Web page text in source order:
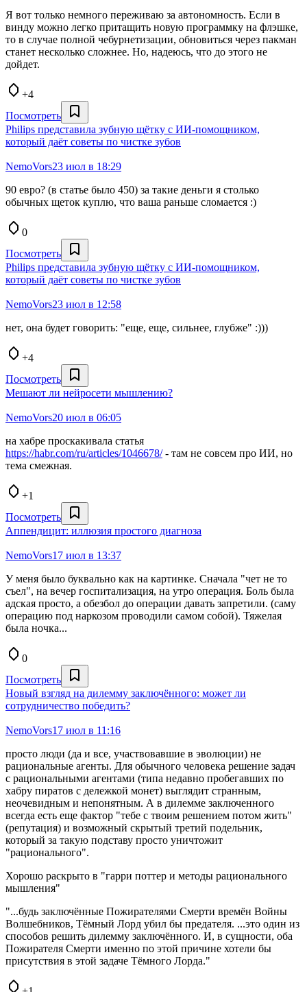
Я вот только немного переживаю за автономность. Если в
винду можно легко притащить новую программку на флэшке,
то в случае полной чебурнетизации, обновиться через пакман
станет несколько сложнее. Но, надеюсь, что до этого не
дойдет.
+4
Посмотреть
Philips представила зубную щётку с ИИ‑помощником,
который даёт советы по чистке зубов
NemoVors23 июл в 18:29
90 евро? (в статье было 450) за такие деньги я столько
обычных щеток куплю, что ваша раньше сломается :)
0
Посмотреть
Philips представила зубную щётку с ИИ‑помощником,
который даёт советы по чистке зубов
NemoVors23 июл в 12:58
нет, она будет говорить: "еще, еще, сильнее, глубже" :)))
+4
Посмотреть
Мешают ли нейросети мышлению?
NemoVors20 июл в 06:05
на хабре проскакивала статья
https://habr.com/ru/articles/1046678/- там не совсем про ИИ, но
тема смежная.
+1
Посмотреть
Аппендицит: иллюзия простого диагноза
NemoVors17 июл в 13:37
У меня было буквально как на картинке. Сначала "чет не то
съел", на вечер госпитализация, на утро операция. Боль была
адская просто, а обезбол до операции давать запретили. (саму
операцию под наркозом проводили самом собой). Тяжелая
была ночка...
0
Посмотреть
Новый взгляд на дилемму заключённого: может ли
сотрудничество победить?
NemoVors17 июл в 11:16
просто люди (да и все, участвовавшие в эволюции) не
рациональные агенты. Для обычного человека решение задач
с рациональными агентами (типа недавно пробегавших по
хабру пиратов с дележкой монет) выглядит странным,
неочевидным и непонятным. А в дилемме заключенного
всегда есть еще фактор "тебе с твоим решением потом жить"
(репутация) и возможный скрытый третий подельник,
который за такую подставу просто уничтожит
"рационального".
Хорошо раскрыто в "гарри поттер и методы рационального
мышления"
"...будь заключённые Пожирателями Смерти времён Войны
Волшебников, Тёмный Лорд убил бы предателя. ...это один из
способов решить дилемму заключённого. И, в сущности, оба
Пожирателя Смерти именно по этой причине хотели бы
присутствия в этой задаче Тёмного Лорда."